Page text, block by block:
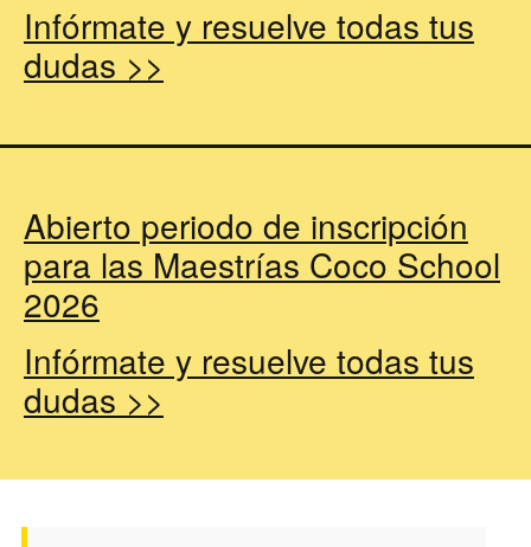
Infórmate y resuelve todas tus
dudas >>
Abierto periodo de inscripción
para las Maestrías Coco School
2026
Infórmate y resuelve todas tus
dudas >>